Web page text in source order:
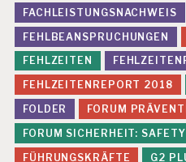
O
N
A
L
A
R
B
EI
T
P
FACHLEISTUNGSNACHWEIS
FEHLBEANSPRUCHUNGEN
FEHLZEITEN
FEHLZEITENREPORT 2018
FOLDER
FORUM
FORUM SICHERHEIT: SAFETY
FÜHRUNGSKRÄFTE
G2